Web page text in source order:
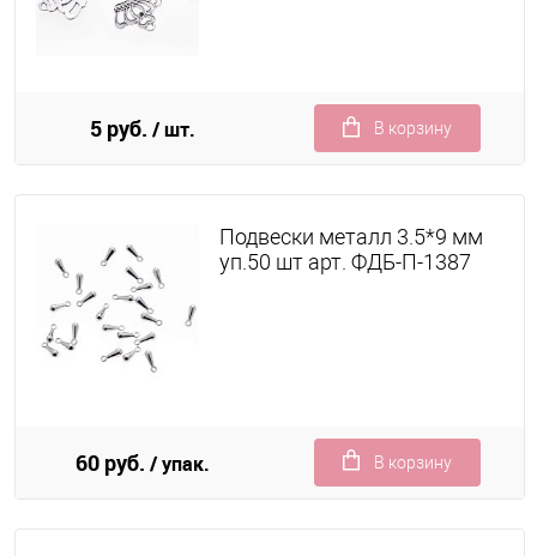
5 руб. / шт. В корзину
Подвески металл 3.5*9 мм
уп.50 шт арт. ФДБ-П-1387
60 руб. / упак. В корзину